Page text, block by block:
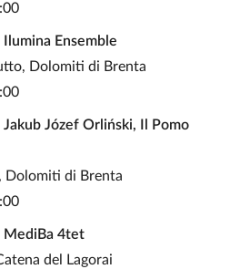
Ensemble
Dolomiti di Brenta
Józef Orliński, Il Pomo
Dolomiti di Brenta
MediBa 4tet
del Lagorai